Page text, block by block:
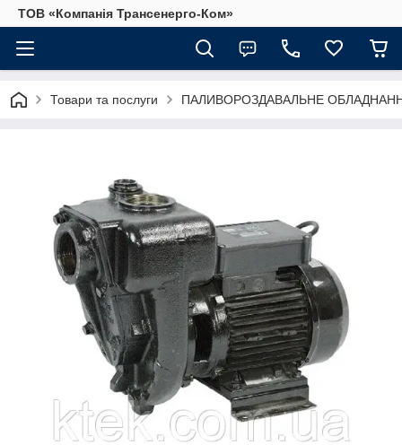
ТОВ «Компанія Трансенерго-Ком»
Товари та послуги ПАЛИВОРОЗДАВАЛЬНЕ